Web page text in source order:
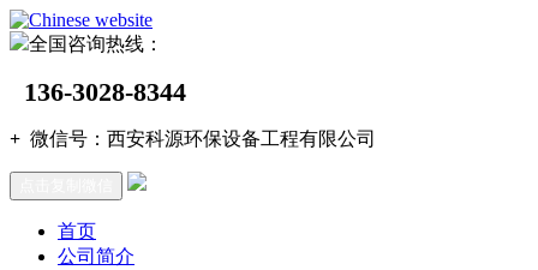
全国咨询热线：
136-3028-8344
+ 微信号： 西安科源环保设备工程有限公司
首页
公司简介